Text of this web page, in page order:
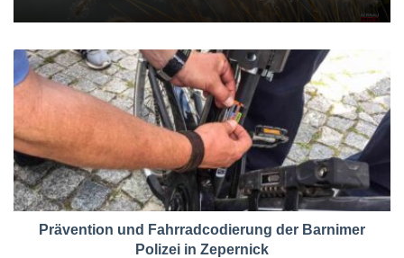
Prävention und Fahrradcodierung der Barnimer
Polizei in Zepernick